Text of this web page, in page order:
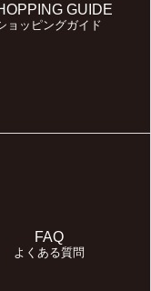
GUIDE
ョッピングガイド
FAQ
よくある質問